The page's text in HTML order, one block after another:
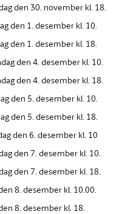
den 30. november kl. 18.
den 1. desember kl. 10.
den 1. desember kl. 18.
den 4. desember kl. 10.
den 4. desember kl. 18.
den 5. desember kl. 10.
den 5. desember kl. 18.
den 6. desember kl. 10
den 7. desember kl. 10.
den 7. desember kl. 18.
8. desember kl. 10.00.
8. desember kl. 18.